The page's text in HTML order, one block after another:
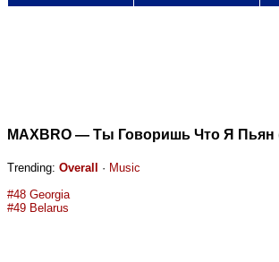
Trending: Overall · Music
#48 Georgia
#49 Belarus